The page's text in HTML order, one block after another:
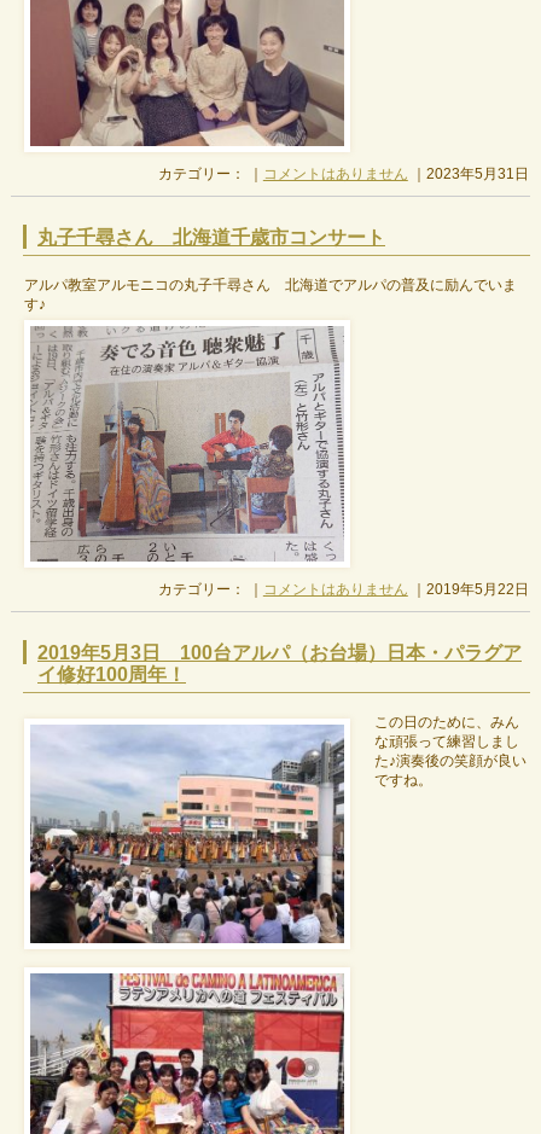
カテゴリー： ｜ コメントはありません ｜2023年5月31日
丸子千尋さん 北海道千歳市コンサート
アルパ教室アルモニコの丸子千尋さん 北海道でアルパの普及に励んでいま
す♪
カテゴリー： ｜ コメントはありません ｜2019年5月22日
2019年5月3日 100台アルパ（お台場）日本・パラグア
イ修好100周年！
この日のために、みん
な頑張って練習しまし
た♪演奏後の笑顔が良い
ですね。